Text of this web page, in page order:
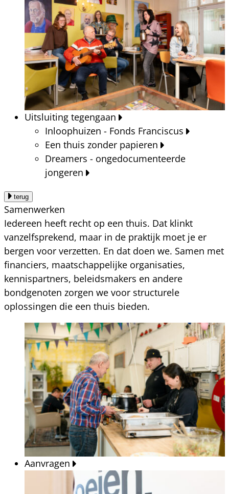
Uitsluiting tegengaan
Inloophuizen - Fonds Franciscus
Een thuis zonder papieren
Dreamers - ongedocumenteerde
jongeren
terug
Samenwerken
Iedereen heeft recht op een thuis. Dat klinkt
vanzelfsprekend, maar in de praktijk moet je er
bergen voor verzetten. En dat doen we. Samen met
financiers, maatschappelijke organisaties,
kennispartners, beleidsmakers en andere
bondgenoten zorgen we voor structurele
oplossingen die een thuis bieden.
Aanvragen